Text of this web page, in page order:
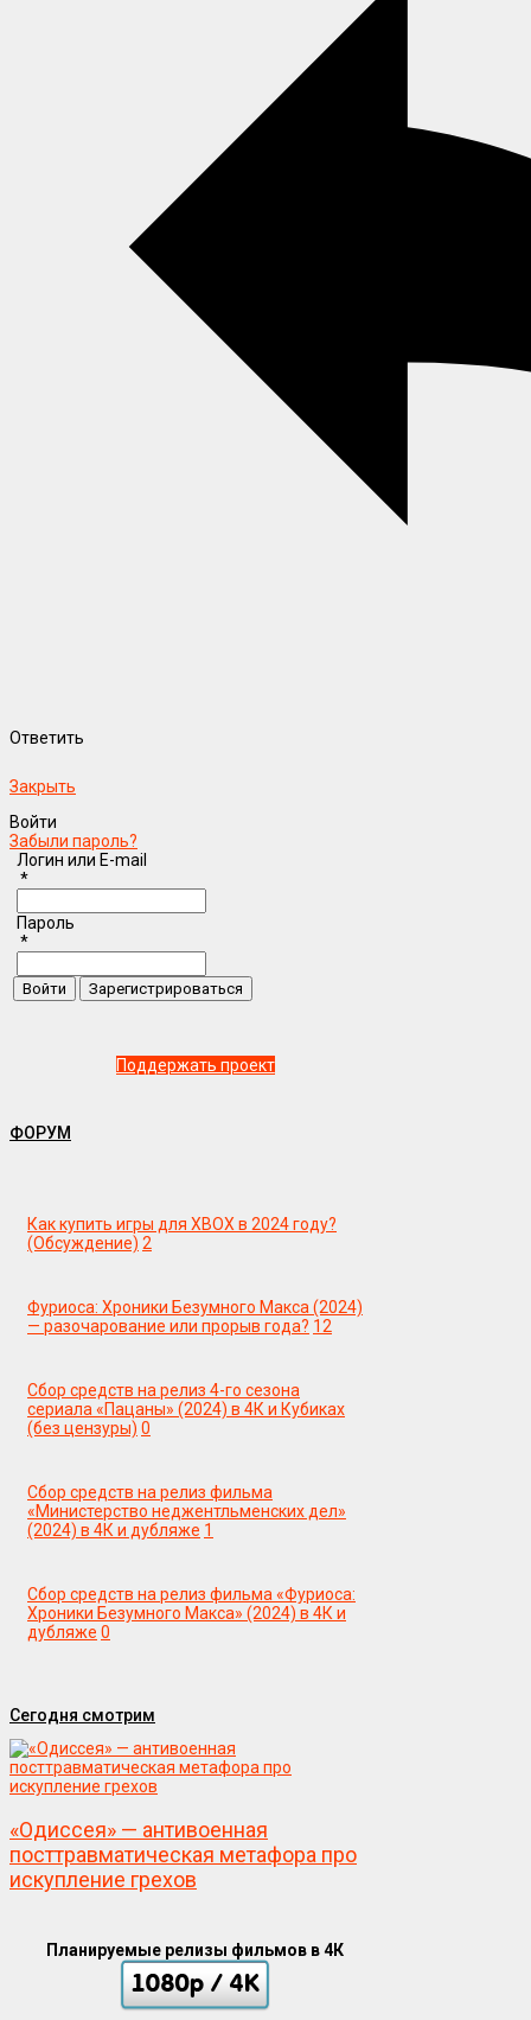
Ответить
Закрыть
Войти
Забыли пароль?
Логин или E-mail
*
Пароль
*
Поддержать проект
ФОРУМ
Как купить игры для XBOX в 2024 году?
(Обсуждение) 2
Фуриоса: Хроники Безумного Макса (2024)
— разочарование или прорыв года? 12
Сбор средств на релиз 4-го сезона
сериала «Пацаны» (2024) в 4К и Кубиках
(без цензуры) 0
Сбор средств на релиз фильма
«Министерство неджентльменских дел»
(2024) в 4К и дубляже 1
Сбор средств на релиз фильма «Фуриоса:
Хроники Безумного Макса» (2024) в 4К и
дубляже 0
Сегодня смотрим
«Одиссея» — антивоенная
посттравматическая метафора про
искупление грехов
Планируемые релизы фильмов в 4К